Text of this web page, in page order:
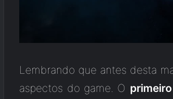
Lembrando que antes desta
aspectos do game. O